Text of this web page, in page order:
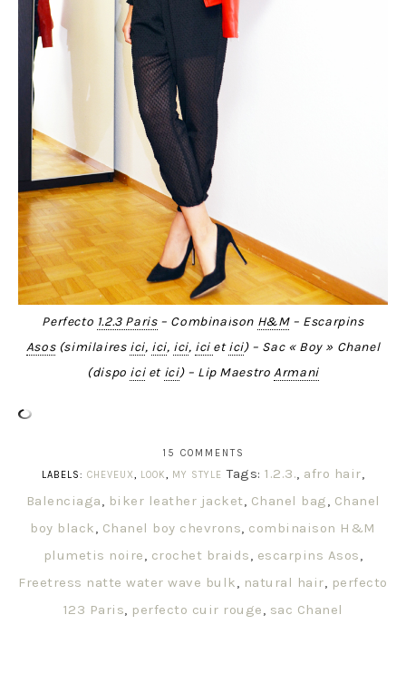
Perfecto 1.2.3 Paris– Combinaison H&M– Escarpins
Asos(similaires ici, ici, ici, ici etici) – Sac « Boy » Chanel
(dispo iciet ici) – Lip MaestroArmani
15 COMMENTS
LABELS: CHEVEUX, LOOK, MY STYLE Tags: 1.2.3., afro hair,
Balenciaga, biker leather jacket, Chanel bag, Chanel
boy black, Chanel boy chevrons, combinaison H&M
plumetis noire, crochet braids, escarpins Asos,
Freetress natte water wave bulk, natural hair, perfecto
123 Paris, perfecto cuir rouge, sac Chanel